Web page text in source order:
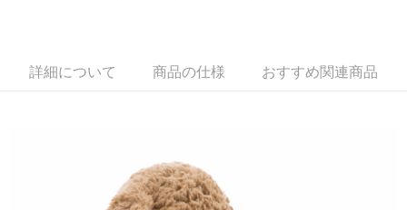
1.お支払い方法でAFTEE代金後払いを選択すると、携帯電話認証ウィンド
4.ご注文が完了すると、携帯に支払い通知のSMSが届きます。アプリ会員
の場合は、AFTEE アプリプッシュ通知が届きます。
5.商品受け取り時のお支払いは不要です。商品を確かめてから、SMSまた
はアプリの通知に従って、4大コンビニ、またはATM/オンラインバンキン
ATM払い
配送毎にNT$100、NT$490以上で送料無料
詳細について 商品の仕様 おすすめ関連商品